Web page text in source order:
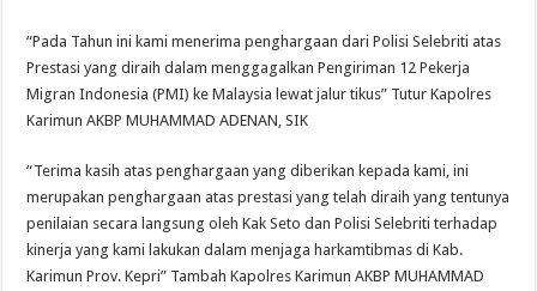
“Pada Tahun ini kami menerima penghargaan dari Polisi Selebriti atas
Prestasi yang diraih dalam menggagalkan Pengiriman 12 Pekerja
Migran Indonesia (PMI) ke Malaysia lewat jalur tikus” Tutur Kapolres
Karimun AKBP MUHAMMAD ADENAN, SIK
“Terima kasih atas penghargaan yang diberikan kepada kami, ini
merupakan penghargaan atas prestasi yang telah diraih yang tentunya
penilaian secara langsung oleh Kak Seto dan Polisi Selebriti terhadap
kinerja yang kami lakukan dalam menjaga harkamtibmas di Kab.
Karimun Prov. Kepri” Tambah Kapolres Karimun AKBP MUHAMMAD